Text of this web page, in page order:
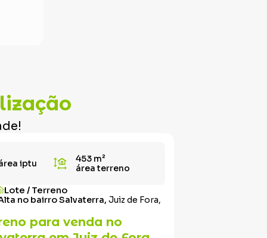
iptu
453 m²
área terreno
Lote / Terreno
no bairro Salvaterra, Juiz de Fora,
para venda no